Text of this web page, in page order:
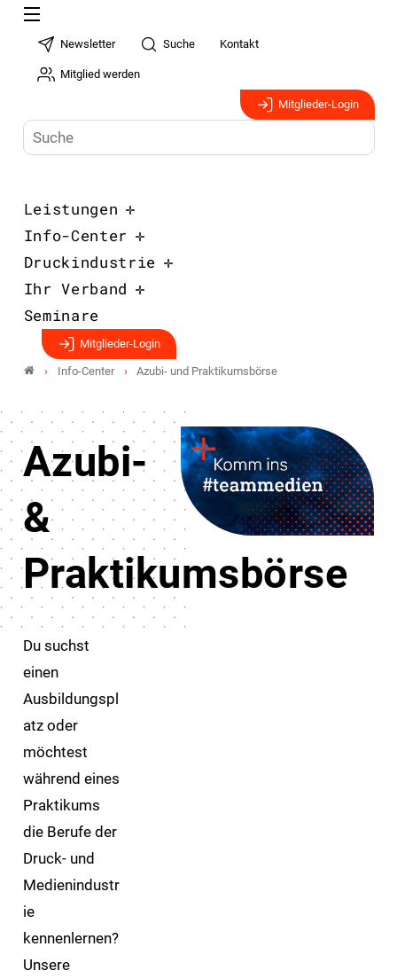
Newsletter Suche Kontakt
Mitglied werden
Mitglieder-Login
Leistungen
Info-Center
Druckindustrie
Ihr Verband
Seminare
Mitglieder-Login
Info-Center Azubi- und Praktikumsbörse
Azubi-
&
Praktikumsbörse
Du suchst
einen
Ausbildungspl
atz oder
möchtest
während eines
Praktikums
die Berufe der
Druck- und
Medienindustr
ie
kennenlernen?
Unsere